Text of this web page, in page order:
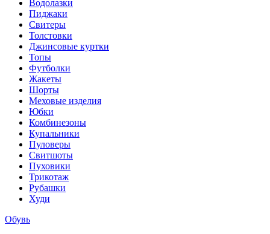
Водолазки
Пиджаки
Свитеры
Толстовки
Джинсовые куртки
Топы
Футболки
Жакеты
Шорты
Меховые изделия
Юбки
Комбинезоны
Купальники
Пуловеры
Свитшоты
Пуховики
Трикотаж
Рубашки
Худи
Обувь